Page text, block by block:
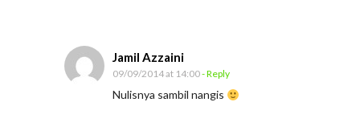
Jamil Azzaini
09/09/2014 at 14:00- Reply
Nulisnya sambil nangis